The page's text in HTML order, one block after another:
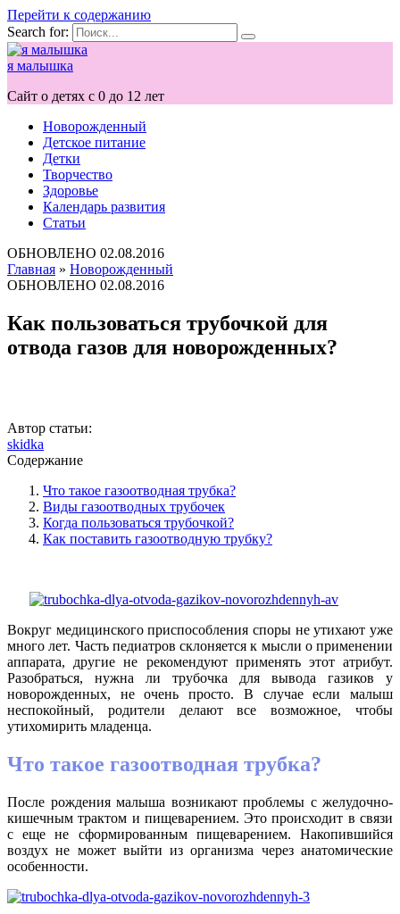
Перейти к содержанию
Search for:
я малышка
Сайт о детях с 0 до 12 лет
Новорожденный
Детское питание
Детки
Творчество
Здоровье
Календарь развития
Статьи
ОБНОВЛЕНО 02.08.2016
Главная » Новорожденный
ОБНОВЛЕНО 02.08.2016
Как пользоваться трубочкой для
отвода газов для новорожденных?
Автор статьи:
skidka
Содержание
Что такое газоотводная трубка?
Виды газоотводных трубочек
Когда пользоваться трубочкой?
Как поставить газоотводную трубку?
Вокруг медицинского приспособления споры не утихают уже
много лет. Часть педиатров склоняется к мысли о применении
аппарата, другие не рекомендуют применять этот атрибут.
Разобраться, нужна ли трубочка для вывода газиков у
новорожденных, не очень просто. В случае если малыш
неспокойный, родители делают все возможное, чтобы
утихомирить младенца.
Что такое газоотводная трубка?
После рождения малыша возникают проблемы с желудочно-
кишечным трактом и пищеварением. Это происходит в связи
с еще не сформированным пищеварением. Накопившийся
воздух не может выйти из организма через анатомические
особенности.